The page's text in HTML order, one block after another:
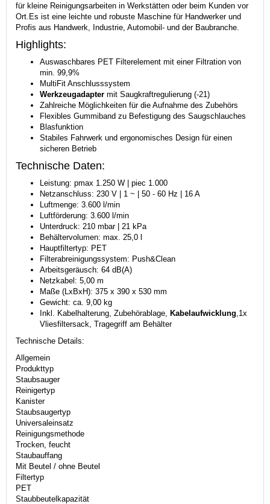
für kleine Reinigungsarbeiten in Werkstätten oder beim Kunden vor
Ort.Es ist eine leichte und robuste Maschine für Handwerker und
Profis aus Handwerk, Industrie, Automobil- und der Baubranche.
Highlights:
Auswaschbares PET Filterelement mit einer Filtration von
min. 99,9%
MultiFit Anschlusssystem
Werkzeugadapter mit Saugkraftregulierung (-21)
Zahlreiche Möglichkeiten für die Aufnahme des Zubehörs
Flexibles Gummiband zu Befestigung des Saugschlauches
Blasfunktion
Stabiles Fahrwerk und ergonomisches Design für einen
sicheren Betrieb
Technische Daten:
Leistung: pmax 1.250 W | piec 1.000
Netzanschluss: 230 V | 1 ~ | 50 - 60 Hz | 16 A
Luftmenge: 3.600 l/min
Luftförderung: 3.600 l/min
Unterdruck: 210 mbar | 21 kPa
Behältervolumen: max. 25,0 l
Hauptfiltertyp: PET
Filterabreinigungssystem: Push&Clean
Arbeitsgeräusch: 64 dB(A)
Netzkabel: 5,00 m
Maße (LxBxH): 375 x 390 x 530 mm
Gewicht: ca. 9,00 kg
Inkl. Kabelhalterung, Zubehörablage, Kabelaufwicklung ,1x
Vliesfiltersack, Tragegriff am Behälter
Technische Details:
Allgemein
Produkttyp
Staubsauger
Reinigertyp
Kanister
Staubsaugertyp
Universaleinsatz
Reinigungsmethode
Trocken, feucht
Staubauffang
Mit Beutel / ohne Beutel
Filtertyp
PET
Staubbeutelkapazität